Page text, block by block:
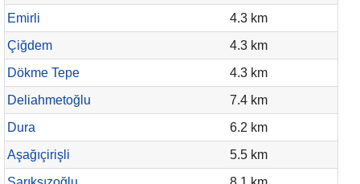
Emirli
4.3 km
Çiğdem
4.3 km
Dökme Tepe
4.3 km
Deliahmetoğlu
7.4 km
Dura
6.2 km
Aşağıçirişli
5.5 km